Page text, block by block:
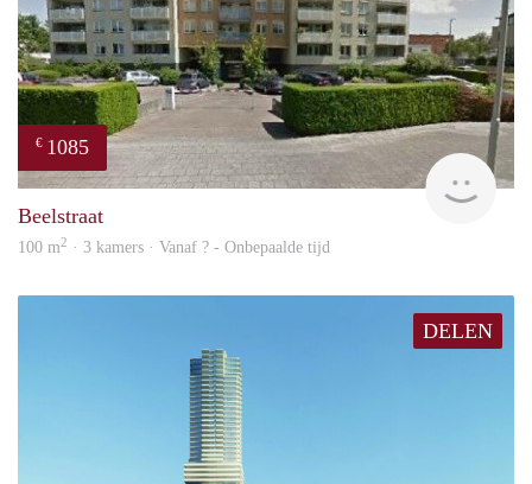
€ 1085
Beelstraat
100 m2 · 3 kamers · Vanaf ? - Onbepaalde tijd
DELEN